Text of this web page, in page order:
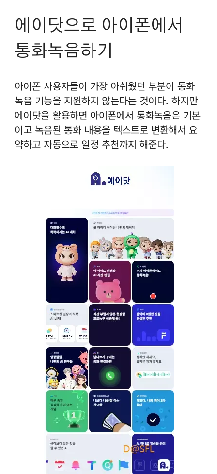
에이닷으로 아이폰에서
통화녹음하기
아이폰 사용자들이 가장 아쉬웠던 부분이 통화
녹음 기능을 지원하지 않는다는 것이다. 하지만
에이닷을 활용하면 아이폰에서 통화녹음은 기본
이고 녹음된 통화 내용을 텍스트로 변환해서 요
약하고 자동으로 일정 추천까지 해준다.